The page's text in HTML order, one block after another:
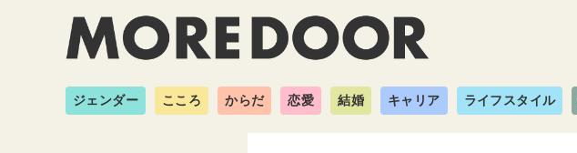
ジェンダー こころ からだ 恋愛 結婚 キャリア ライフスタイル